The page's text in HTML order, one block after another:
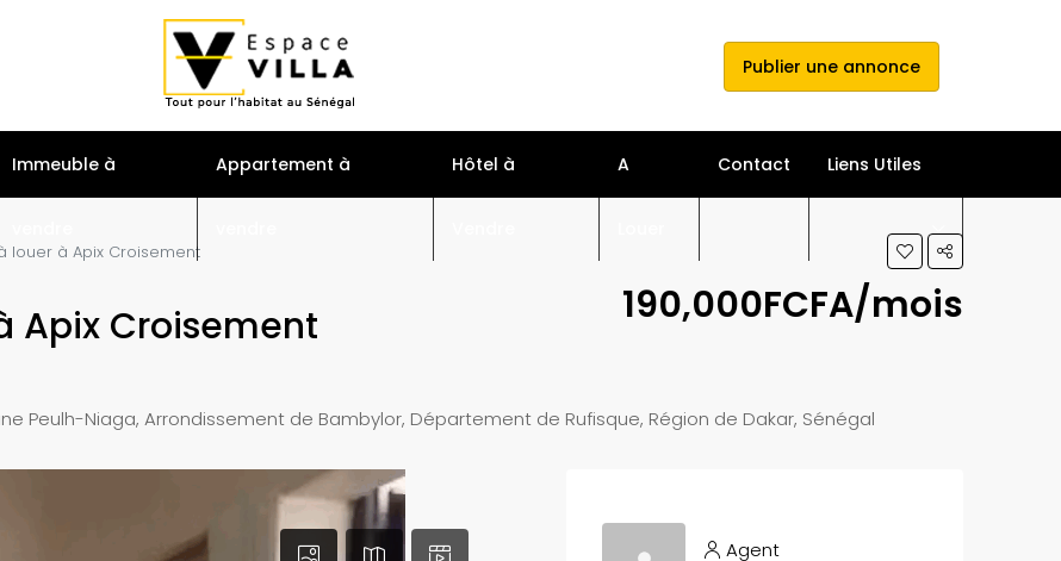
Publier une annonce
Immeuble à Appartement à Hôtel à A Contact Liens Utiles
louer à Apix Croisement
Apix Croisement 190,000FCFA/mois
Peulh-Niaga, Arrondissement de Bambylor, Département de Rufisque, Région de Dakar, Sénégal
Agent